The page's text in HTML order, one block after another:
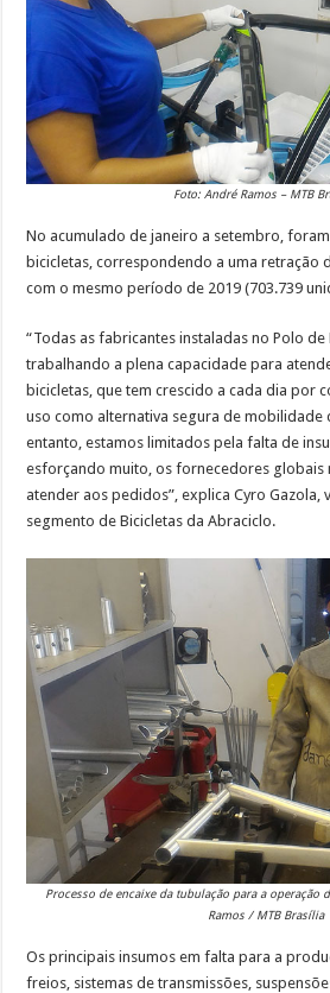
Foto: André Ramos – MTB
No acumulado de janeiro a setembro,
bicicletas, correspondendo a uma retração
com o mesmo período de 2019 (703.739
“Todas as fabricantes instaladas no Polo de
trabalhando a plena capacidade para
bicicletas, que tem crescido a cada dia por
uso como alternativa segura de mobilidade
entanto, estamos limitados pela falta de
esforçando muito, os fornecedores globais
atender aos pedidos”, explica Cyro Gazola,
segmento de Bicicletas da Abraciclo.
Processo de encaixe da tubulação para a operação
Ramos / MTB Brasília
Os principais insumos em falta para a
freios, sistemas de transmissões,